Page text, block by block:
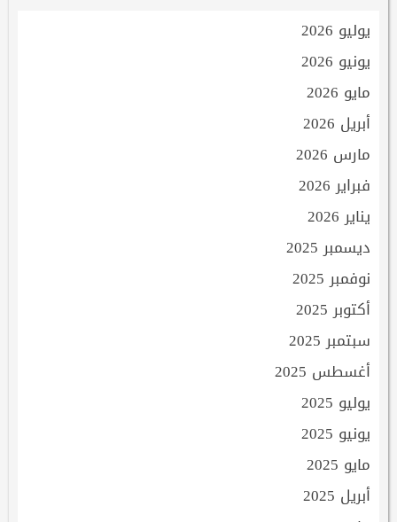
يوليو 2026
يونيو 2026
مايو 2026
أبريل 2026
مارس 2026
فبراير 2026
يناير 2026
ديسمبر 2025
نوفمبر 2025
أكتوبر 2025
سبتمبر 2025
أغسطس 2025
يوليو 2025
يونيو 2025
مايو 2025
أبريل 2025